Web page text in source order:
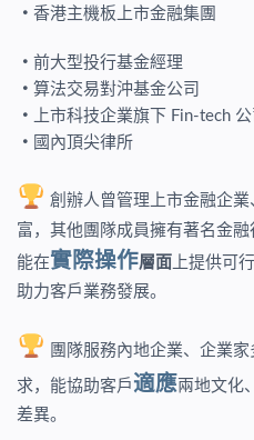
・ 香港主機板上市金融集團
・ 前大型投行基金經理
・ 算法交易對沖基金公司
・
上市科技企業旗下 Fin-tech 公
・ 國內頂尖律所
創辦人曾管理上市金融企業
富，其他團隊成員擁有著名金融
能在實際操作層面 上提供可
助力客戶業務發展。
團隊服務內地企業、企業家
求，能協助客戶 適應兩地文化
差異。